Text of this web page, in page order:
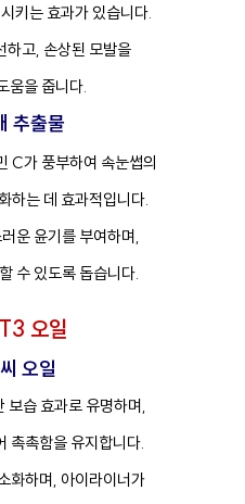
키는 효과가 있습니다.
하고, 손상된 모발을
움을 줍니다.
추출물
C가 풍부하여 속눈썹의
하는 데 효과적입니다.
운 윤기를 부여하며,
수 있도록 돕습니다.
오일
오일
보습 효과로 유명하며,
촉촉함을 유지합니다.
화하며, 아이라이너가